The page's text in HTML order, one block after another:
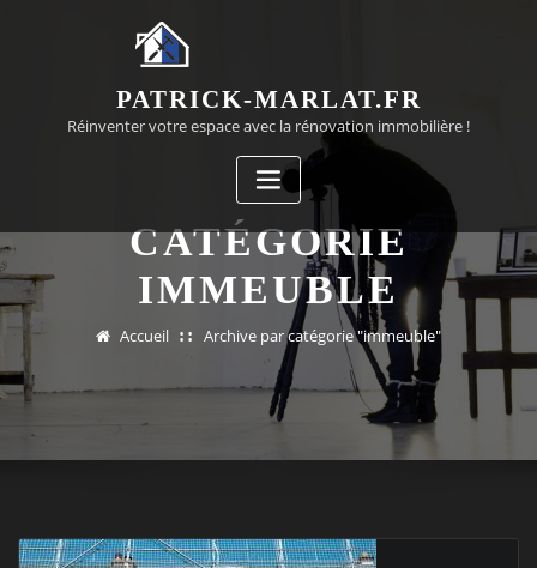
PATRICK-MARLAT.FR
Réinventer votre espace avec la rénovation immobilière !
CATÉGORIE
IMMEUBLE
Accueil Archive par catégorie "immeuble"